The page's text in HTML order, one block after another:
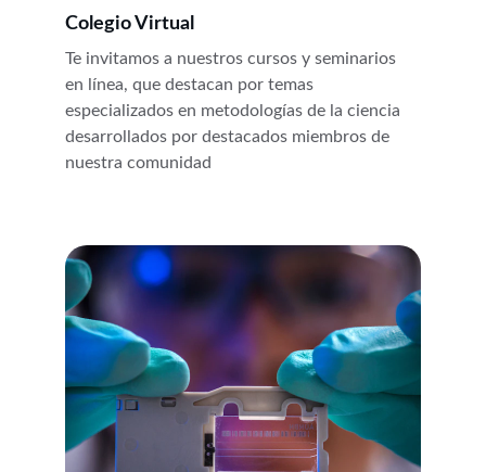
Colegio Virtual
Te invitamos a nuestros cursos y seminarios
en línea, que destacan por temas
especializados en metodologías de la ciencia
desarrollados por destacados miembros de
nuestra comunidad